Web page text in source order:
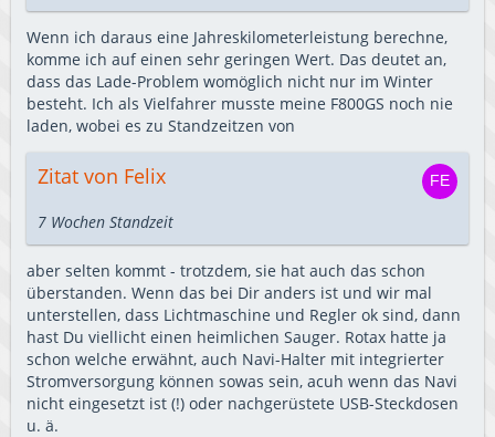
Wenn ich daraus eine Jahreskilometerleistung berechne,
komme ich auf einen sehr geringen Wert. Das deutet an,
dass das Lade-Problem womöglich nicht nur im Winter
besteht. Ich als Vielfahrer musste meine F800GS noch nie
laden, wobei es zu Standzeitzen von
Zitat von Felix
7 Wochen Standzeit
aber selten kommt - trotzdem, sie hat auch das schon
überstanden. Wenn das bei Dir anders ist und wir mal
unterstellen, dass Lichtmaschine und Regler ok sind, dann
hast Du viellicht einen heimlichen Sauger. Rotax hatte ja
schon welche erwähnt, auch Navi-Halter mit integrierter
Stromversorgung können sowas sein, acuh wenn das Navi
nicht eingesetzt ist (!) oder nachgerüstete USB-Steckdosen
u. ä.